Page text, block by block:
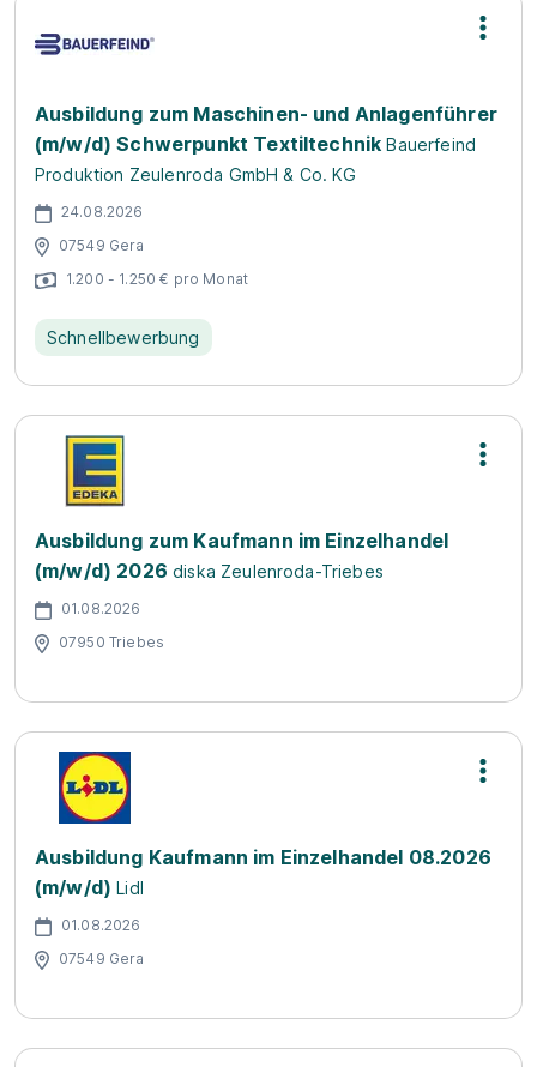
Ausbildung zum Maschinen- und Anlagenführer
(m/w/d) Schwerpunkt Textiltechnik Bauerfeind
Produktion Zeulenroda GmbH & Co. KG
24.08.2026
07549 Gera
1.200 - 1.250 € pro Monat
Schnellbewerbung
Ausbildung zum Kaufmann im Einzelhandel
(m/w/d) 2026 diska Zeulenroda-Triebes
01.08.2026
07950 Triebes
Ausbildung Kaufmann im Einzelhandel 08.2026
(m/w/d) Lidl
01.08.2026
07549 Gera